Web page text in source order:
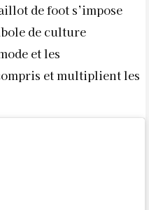
de foot s’impose
de culture
et les
et multiplient les